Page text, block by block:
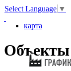
Select Language ▼
карта
Объекты